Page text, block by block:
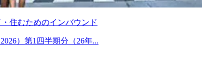
住むためのインバウンド
）第1四半期分（26年...